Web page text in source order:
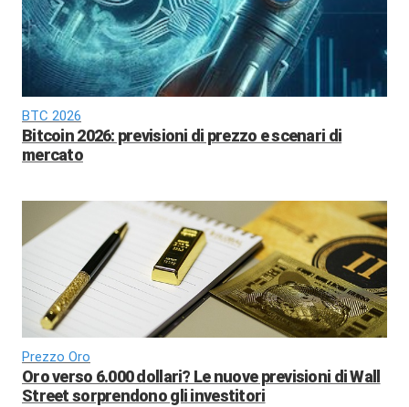
BTC 2026
Bitcoin 2026: previsioni di prezzo e scenari di
mercato
Prezzo Oro
Oro verso 6.000 dollari? Le nuove previsioni di Wall
Street sorprendono gli investitori